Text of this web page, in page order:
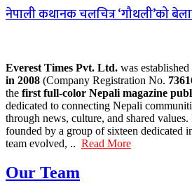
नेपाली कथानक चलचित्र ‘गौथली’को
Everest Times Pvt. Ltd. was
in 2008 (Company Registration No.
the first full-color Nepali magazine
dedicated to connecting Nepali
through news, culture, and shared
founded by a group of sixteen dedicated
team evolved, .. Read More
Our Team